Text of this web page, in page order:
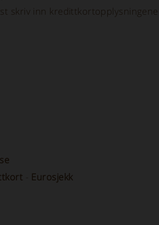
skriv inn
Eurosjekk